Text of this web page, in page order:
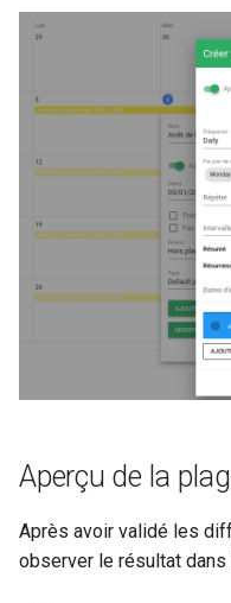
Aperçu de la
Après avoir validé les
observer le résultat dans